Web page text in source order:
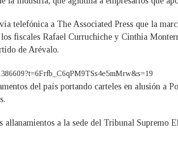
telefónica a The Associated Press que la
fiscales Rafael Curruchiche y Cinthia
de Arévalo.
del país portando carteles en alusión a
allanamientos a la sede del Tribunal Supremo